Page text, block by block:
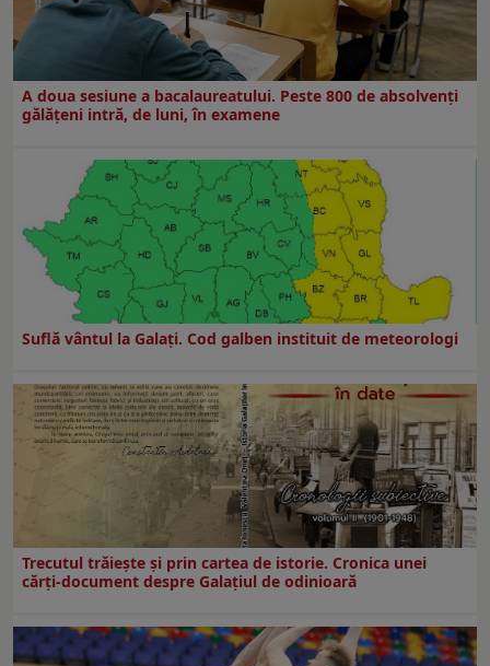
A doua sesiune a bacalaureatului. Peste 800 de absolvenţi
gălăţeni intră, de luni, în examene
Suflă vântul la Galaţi. Cod galben instituit de meteorologi
Trecutul trăiește și prin cartea de istorie. Cronica unei
cărți-document despre Galațiul de odinioară